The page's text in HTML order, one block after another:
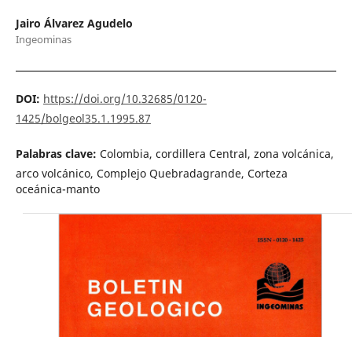
Jairo Álvarez Agudelo
Ingeominas
DOI: https://doi.org/10.32685/0120-
1425/bolgeol35.1.1995.87
Palabras clave: Colombia, cordillera Central, zona volcánica,
arco volcánico, Complejo Quebradagrande, Corteza
oceánica-manto